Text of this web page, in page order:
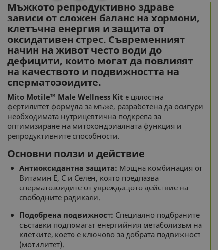
Мъжкото репродуктивно здраве
зависи от сложен баланс на хормони,
клетъчна енергия и защита от
оксидативен стрес. Съвременният
начин на живот често води до
дефицити, които могат да повлияят
на качеството и подвижността на
сперматозоидите.
Mito Motile™ Male Wellness Kit е цялостна
фертилитет формула за мъже, разработена да осигури
необходимата нутрицевтична подкрепа за
оптимизиране на митохондриалната функция и
репродуктивните способности.
Основни ползи и действие
Антиоксидантна защита: Мощна комбинация от
Витамин Е, С и Селен, която предпазва
сперматозоидите от увреждащото действие на
свободните радикали.
Подобрена подвижност: Специално подбраните
съставки подпомагат енергийния метаболизъм на
клетките, което е ключово за добрата подвижност
(мотилитет).